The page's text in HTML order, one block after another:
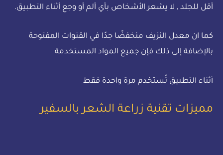
أقل للجلد , لا يشعر الأشخاص بأي ألم أو وجع أثناء التطبيق.
كما ان معدل النزيف منخفضًا جدًا في القنوات المفتوحة
بالإضافة إلى ذلك فإن جميع المواد المستخدمة
أثناء التطبيق تُستخدم مرة واحدة فقط
مميزات تقنية زراعة الشعر بالسفير